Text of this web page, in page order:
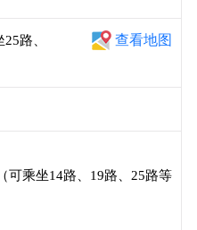
路、
查看地图
可乘坐14路、19路、25路等